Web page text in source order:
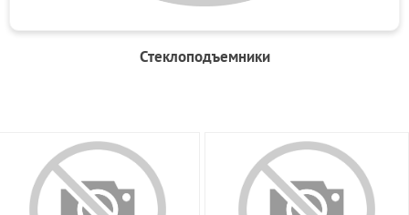
Стеклоподъемники